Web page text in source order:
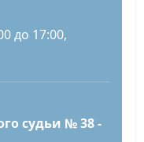
до 17:00,
судьи № 38 -